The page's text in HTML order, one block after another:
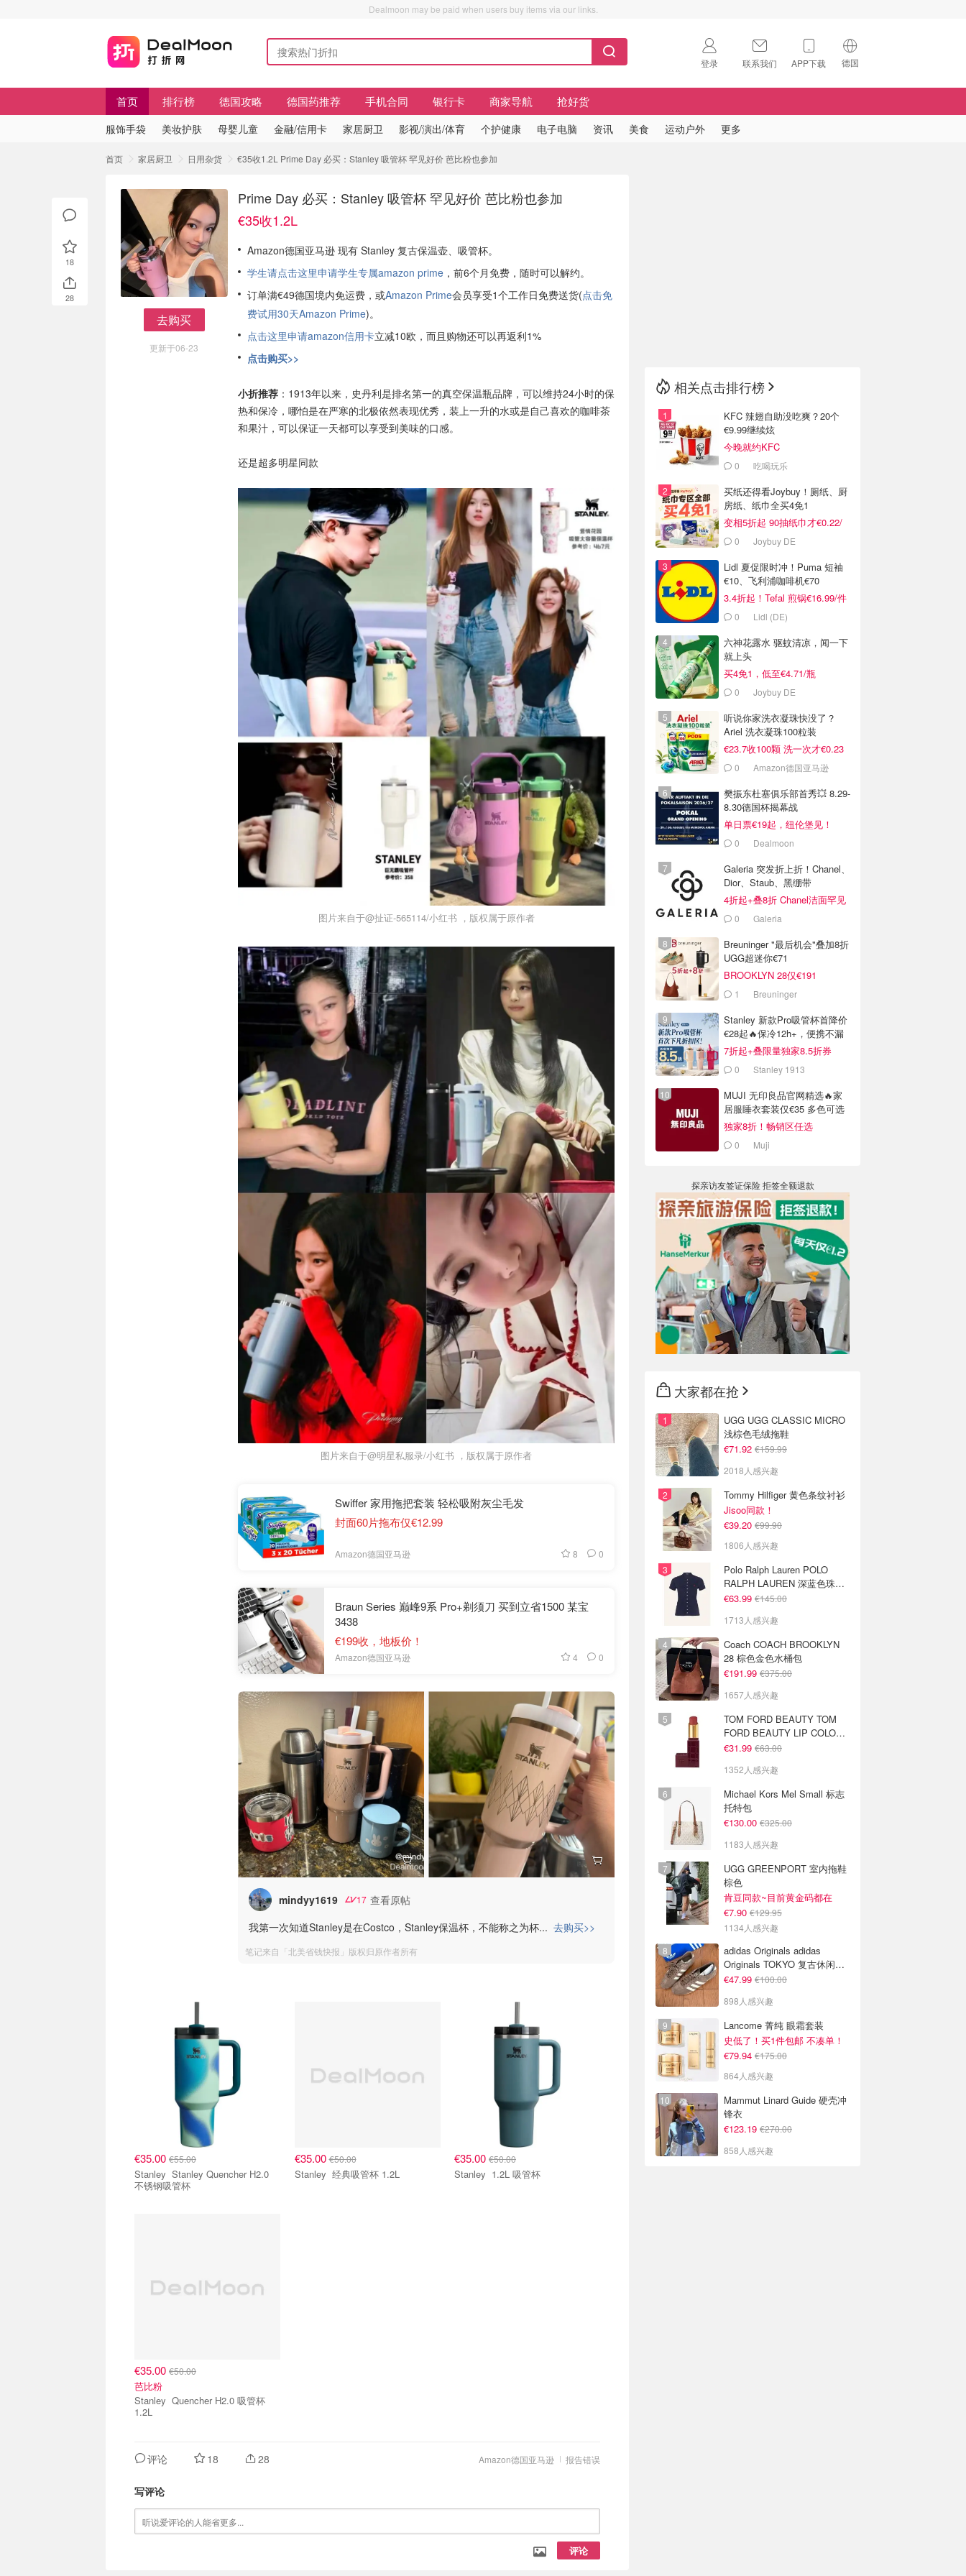
Dealmoon may be paid when users buy items via our links.
登录 联系我们 APP下载 德国
🇺🇸
首页 排行榜 德国攻略 德国药推荐 手机合同 银行卡 商家导航 抢好货
服饰手袋 美妆护肤 母婴儿童 金融/信用卡 家居厨卫 影视/演出/体育 个护健康 电子电脑 资讯 美食 运动户外 更多
首页 家居厨卫 日用杂货 €35收1.2L Prime Day 必买：Stanley 吸管杯 罕见好价 芭比粉也参加
去购买
更新于06-23
Prime Day 必买：Stanley 吸管杯 罕见好价 芭比粉也参加
€35收1.2L
Amazon德国亚马逊 现有 Stanley 复古保温壶、吸管杯。
学生请点击这里申请学生专属amazon prime ，前6个月免费，随时可以解约。
订单满€49德国境内免运费，或Amazon Prime会员享受1个工作日免费送货(点击免
费试用30天Amazon Prime)。
点击这里申请amazon信用卡立减10欧，而且购物还可以再返利1%
点击购买>>
小折推荐 ：1913年以来，史丹利是排名第一的真空保温瓶品牌，可以维持24小时的保
热和保冷，哪怕是在严寒的北极依然表现优秀，装上一升的水或是自己喜欢的咖啡茶
和果汁，可以保证一天都可以享受到美味的口感。
还是超多明星同款
图片来自于@扯证-565114/小红书 ，版权属于原作者
图片来自于@明星私服录/小红书 ，版权属于原作者
Swiffer 家用拖把套装 轻松吸附灰尘毛发
封面60片拖布仅€12.99
Amazon德国亚马逊 8 0
Braun Series 巅峰9系 Pro+剃须刀 买到立省1500 某宝
3438
€199收，地板价！
Amazon德国亚马逊 4 0
mindyy1619 17 查看原帖
我第一次知道Stanley是在Costco，Stanley保温杯，不能称之为杯... 去购买>>
笔记来自「北美省钱快报」版权归原作者所有
€35.00 €55.00
Stanley Stanley Quencher H2.0
不锈钢吸管杯
€35.00€50.00
Stanley 经典吸管杯 1.2L
€35.00 €50.00
Stanley 1.2L 吸管杯
€35.00 €50.00
芭比粉
Stanley Quencher H2.0 吸管杯
1.2L
报告错误
Amazon德国亚马逊
评论 18 28
写评论
评论
18
28
相关点击排行榜
KFC 辣翅自助没吃爽？20个
€9.99继续炫
今晚就约KFC
0 吃喝玩乐
买纸还得看Joybuy！厕纸、厨
房纸、纸巾全买4免1
变相5折起 90抽纸巾才€0.22/
包 0 Joybuy DE
Lidl 夏促限时冲！Puma 短袖
€10、飞利浦咖啡机€70
3.4折起！Tefal 煎锅€16.99/件
0 Lidl (DE)
六神花露水 驱蚊清凉，闻一下
就上头
买4免1，低至€4.71/瓶
0 Joybuy DE
听说你家洗衣凝珠快没了？
Ariel 洗衣凝珠100粒装
€23.7收100颗 洗一次才€0.23
0 Amazon德国亚马逊
樊振东杜塞俱乐部首秀💥 8.29-
8.30德国杯揭幕战
单日票€19起，纽伦堡见！
0 Dealmoon
Galeria 突发折上折！Chanel、
Dior、Staub、黑绷带
4折起+叠8折 Chanel洁面罕见
€430 Galeria
Breuninger "最后机会"叠加8折
UGG超迷你€71
BROOKLYN 28仅€191
1 Breuninger
Stanley 新款Pro吸管杯首降价
€28起🔥保冷12h+，便携不漏
水
7折起+叠限量独家8.5折券
0 Stanley 1913
MUJI 无印良品官网精选🔥家
居服睡衣套装仅€35 多色可选
独家8折！畅销区任选
0 Muji
探亲访友签证保险 拒签全额退款
大家都在抢
UGG UGG CLASSIC MICRO
浅棕色毛绒拖鞋
€71.92 €159.99
2018人感兴趣
Tommy Hilfiger 黄色条纹衬衫
Jisoo同款！
€39.20 €99.90
1806人感兴趣
Polo Ralph Lauren POLO
RALPH LAUREN 深蓝色珠地
布 Polo衫
€63.99 €145.00
1713人感兴趣
Coach COACH BROOKLYN
28 棕色金色水桶包
€191.99 €375.00
1657人感兴趣
TOM FORD BEAUTY TOM
FORD BEAUTY LIP COLOR
SATIN MATTE 裸玫瑰口红
€31.99 €63.00
1352人感兴趣
Michael Kors Mel Small 标志
托特包
€130.00 €325.00
1183人感兴趣
UGG GREENPORT 室内拖鞋
棕色
肯豆同款~目前黄金码都在
€7.90 €129.95
1134人感兴趣
adidas Originals adidas
Originals TOKYO 复古休闲鞋
深棕色
€47.99 €100.00
898人感兴趣
Lancome 菁纯 眼霜套装
史低了！买1件包邮 不凑单！
€79.94 €175.00
864人感兴趣
Mammut Linard Guide 硬壳冲
锋衣
€123.19 €270.00
858人感兴趣